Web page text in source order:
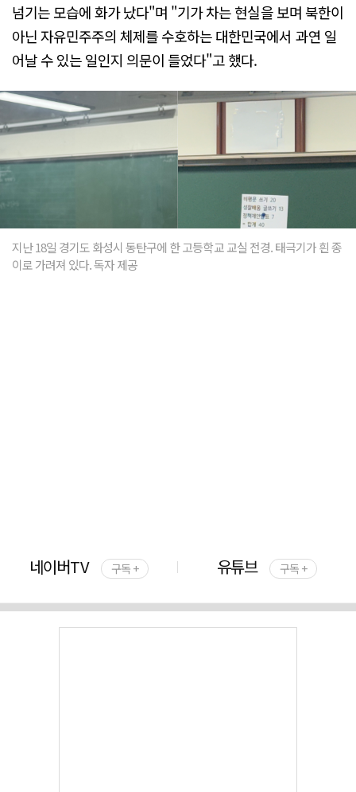
넘기는 모습에 화가 났다"며 "기가 차는 현실을 보며 북한이
아닌 자유민주주의 체제를 수호하는 대한민국에서 과연 일
어날 수 있는 일인지 의문이 들었다"고 했다.
지난 18일 경기도 화성시 동탄구에 한 고등학교 교실 전경. 태극기가 흰 종
이로 가려져 있다. 독자 제공
네이버TV 구독 + 유튜브 구독 +